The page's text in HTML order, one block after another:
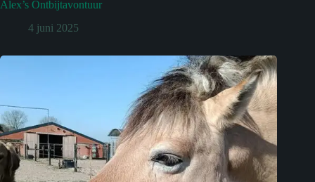
Alex’s Ontbijtavontuur
4 juni 2025